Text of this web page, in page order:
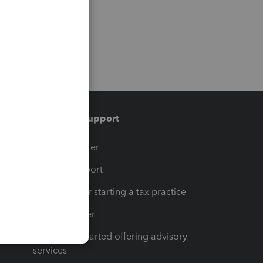
Training & support
Training Center
Learn & Support
Resources for starting a tax practice
Tax Pro Center
How to get started offering advisory
services